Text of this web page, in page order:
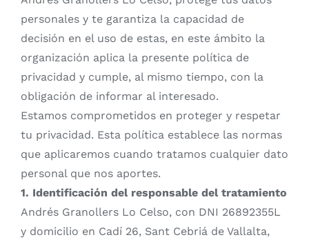
personales y te garantiza la capacidad de
decisión en el uso de estas, en este ámbito la
organización aplica la presente política de
privacidad y cumple, al mismo tiempo, con la
obligación de informar al interesado.
Estamos comprometidos en proteger y respetar
tu privacidad. Esta política establece las normas
que aplicaremos cuando tratamos cualquier dato
personal que nos aportes.
1. Identificación del responsable del tratamiento
Andrés Granollers Lo Celso, con DNI 26892355L
y domicilio en Cadí 26, Sant Cebriá de Vallalta,